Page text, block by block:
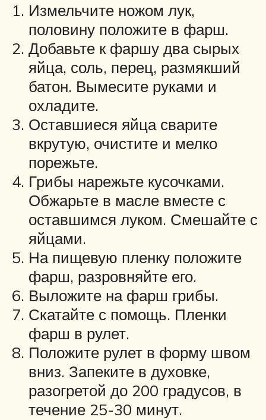
Измельчите ножом лук,
половину положите в фарш.
Добавьте к фаршу два сырых
яйца, соль, перец, размякший
батон. Вымесите руками и
охладите.
Оставшиеся яйца сварите
вкрутую, очистите и мелко
порежьте.
Грибы нарежьте кусочками.
Обжарьте в масле вместе с
оставшимся луком. Смешайте с
яйцами.
На пищевую пленку положите
фарш, разровняйте его.
Выложите на фарш грибы.
Скатайте с помощь. Пленки
фарш в рулет.
Положите рулет в форму швом
вниз. Запеките в духовке,
разогретой до 200 градусов, в
течение 25-30 минут.